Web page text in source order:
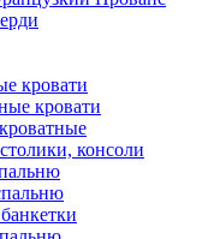
кровати
кровати
консоли